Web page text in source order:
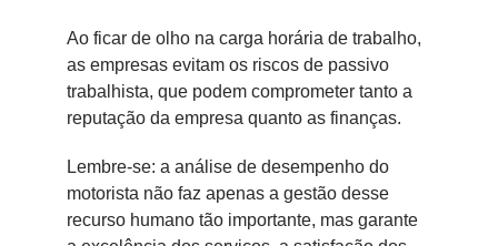
Ao ficar de olho na carga horária de trabalho,
as empresas evitam os riscos de passivo
trabalhista, que podem comprometer tanto a
reputação da empresa quanto as finanças.
Lembre-se: a análise de desempenho do
motorista não faz apenas a gestão desse
recurso humano tão importante, mas garante